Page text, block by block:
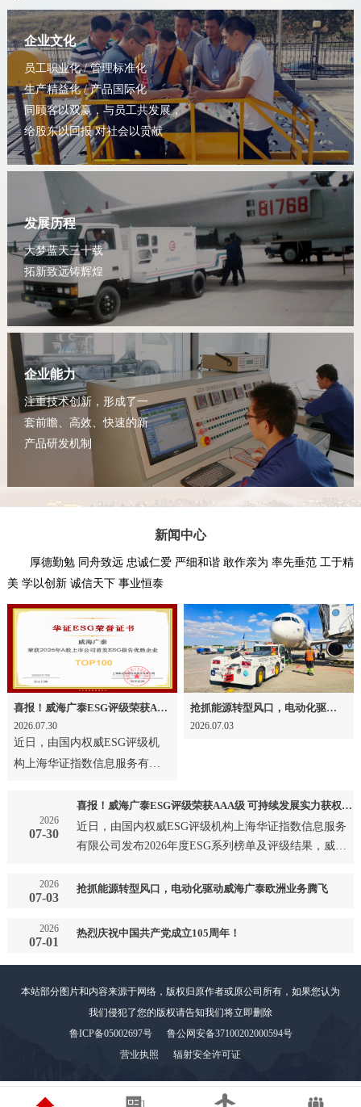
企业文化
员工职业化 / 管理标准化
生产精益化 / 产品国际化
同顾客以双赢，与员工共发展，
给股东以回报 对社会以贡献
发展历程
大梦蓝天三十载
拓新致远铸辉煌
企业能力
注重技术创新，形成了一
套前瞻、高效、快速的新
产品研发机制
新闻中心
厚德勤勉 同舟致远 忠诚仁爱 严细和谐 敢作亲为 率先垂范 工于精
美 学以创新 诚信天下 事业恒泰
喜报！威海广泰ESG评级荣获AAA级 可持续发展实力获权威认可
2026.07.30
近日，由国内权威ESG评级机
构上海华证指数信息服务有限
单及评级结果，威海广泰成
功…
抢抓能源转型风口，电动化驱动威海广泰欧洲业务腾飞
2026.07.03
2026
07-30
喜报！威海广泰ESG评级荣获AAA级 可持续发展实力获权威认可
近日，由国内权威ESG评级机构上海华证指数信息服务
有限公司发布2026年度ESG系列榜单及评级结果，威海
2026
07-03
抢抓能源转型风口，电动化驱动威海广泰欧洲业务腾飞
2026
07-01
热烈庆祝中国共产党成立105周年！
本站部分图片和内容来源于网络，版权归原作者或原公司所有，如果您认为
我们侵犯了您的版权请告知我们将立即删除
鲁ICP备05002697号
鲁公网安备37100202000594号
营业执照
辐射安全许可证